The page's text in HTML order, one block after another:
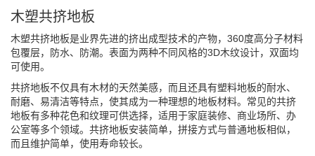
木塑共挤地板
木塑共挤地板是业界先进的挤出成型技术的产物，360度高分子材料
包覆层，防水、防潮。表面为两种不同风格的3D木纹设计，双面均
可使用。
共挤地板不仅具有木材的天然美感，而且还具有塑料地板的耐水、
耐磨、易清洁等特点，使其成为一种理想的地板材料。常见的共挤
地板有多种花色和纹理可供选择，适用于家庭装修、商业场所、办
公室等多个领域。共挤地板安装简单，拼接方式与普通地板相似，
而且维护简单，使用寿命较长。